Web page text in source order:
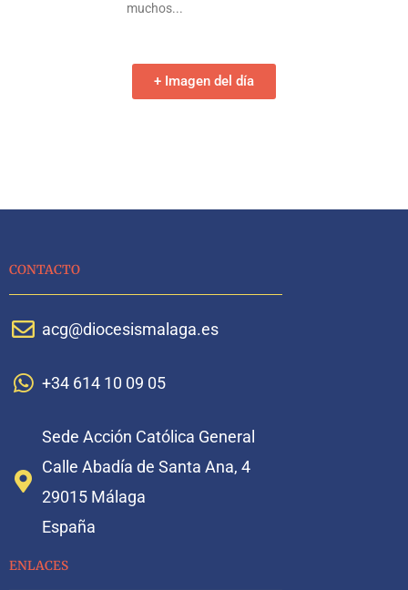
muchos
+ Imagen del día
CONTACTO
acg@diocesismalaga.es
+34 614 10 09 05
Sede Acción Católica General
Calle Abadía de Santa Ana, 4
29015 Málaga
España
ENLACES